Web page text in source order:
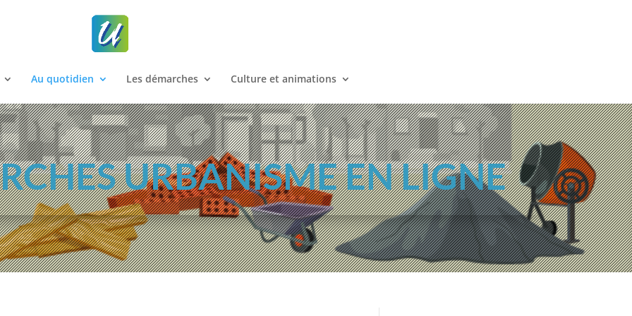
Au quotidien Les démarches Culture et animations
URBANISME EN LIGNE